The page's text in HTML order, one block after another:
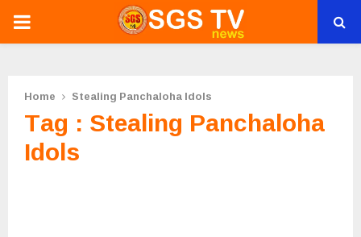
PRIMARY
Home Stealing Panchaloha Idols
Tag : Stealing Panchaloha
Idols